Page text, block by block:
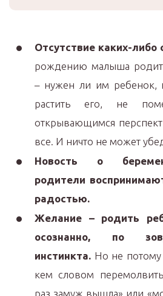
Отсутствие каких-либо
рождению малыша
– нужен ли им ребенок,
растить его, не
открывающимся
все. И ничто не может
Новость о
родители
радостью.
Желание – родить
осознанно, по
инстинкта. Но не потому
кем словом
раз замуж вышла» или